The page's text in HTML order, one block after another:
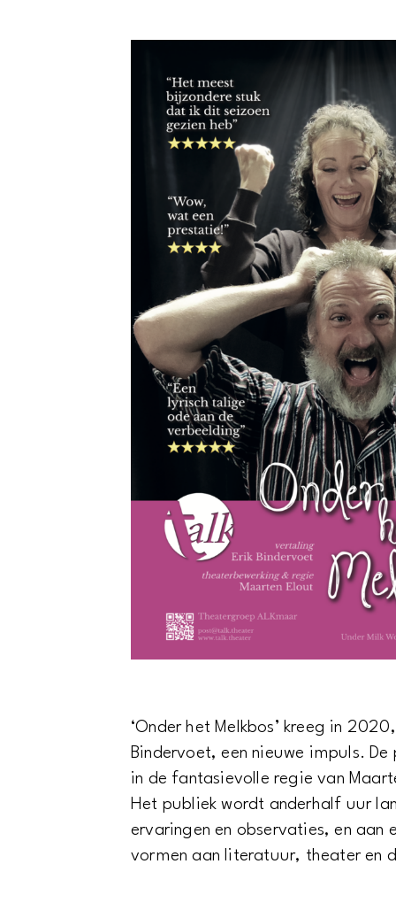
‘Onder het Melkbos’ kreeg in
Bindervoet, een nieuwe impuls.
in de fantasievolle regie van
Het publiek wordt anderhalf uur
ervaringen en observaties, en
vormen aan literatuur, theater en